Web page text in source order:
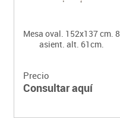
Mesa oval. 152x137 cm. 8
asient. alt. 61cm.
Precio
Consultar aquí